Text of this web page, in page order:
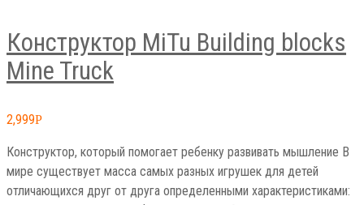
Конструктор MiTu Building blocks
Mine Truck
2,999Р
Конструктор, который помогает ребенку развивать мышление В
мире существует масса самых разных игрушек для детей
отличающихся друг от друга определенными характеристиками: